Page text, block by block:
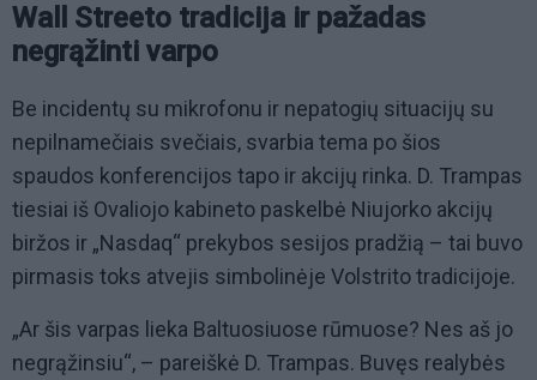
Wall Streeto tradicija ir pažadas
negrąžinti varpo
Be incidentų su mikrofonu ir nepatogių situacijų su
nepilnamečiais svečiais, svarbia tema po šios
spaudos konferencijos tapo ir akcijų rinka. D. Trampas
tiesiai iš Ovaliojo kabineto paskelbė Niujorko akcijų
biržos ir „Nasdaq“ prekybos sesijos pradžią – tai buvo
pirmasis toks atvejis simbolinėje Volstrito tradicijoje.
„Ar šis varpas lieka Baltuosiuose rūmuose? Nes aš jo
negrąžinsiu“, – pareiškė D. Trampas. Buvęs realybės